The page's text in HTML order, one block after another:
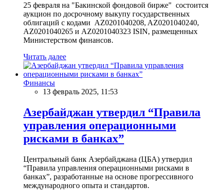
25 февраля на "Бакинской фондовой бирже" состоится
аукцион по досрочному выкупу государственных
облигаций с кодами AZ0201040208, AZ0201040240,
AZ0201040265 и AZ0201040323 ISIN, размещенных
Министерством финансов.
Читать далее
Финансы
13 февраль 2025, 11:53
Азербайджан утвердил “Правила
управления операционными
рисками в банках”
Центральный банк Азербайджана (ЦБА) утвердил
“Правила управления операционными рисками в
банках”, разработанные на основе прогрессивного
международного опыта и стандартов.